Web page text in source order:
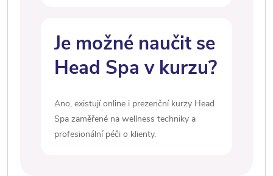
Je možné naučit se
Head Spa v kurzu?
Ano, existují online i prezenční kurzy Head
Spa zaměřené na wellness techniky a
profesionální péči o klienty.